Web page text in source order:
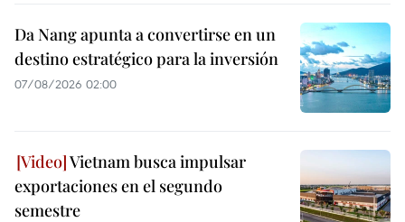
Da Nang apunta a convertirse en un
destino estratégico para la inversión
07/08/2026 02:00
Vietnam busca impulsar
exportaciones en el segundo
semestre